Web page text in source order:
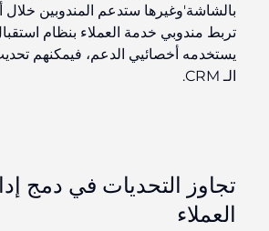
بالشاشة'وغيرها ستدعم المندوبين خلال
تربط مندوبي خدمة العملاء بنظام
يستخدمه أخصائيي الدعم، فيمكنهم
الـ CRM.
تجاوز التحديات في دمج
العملاء